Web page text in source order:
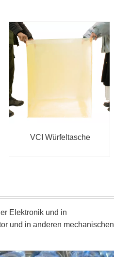
VCI Würfeltasche
Elektronik und in
und in anderen mechanischen